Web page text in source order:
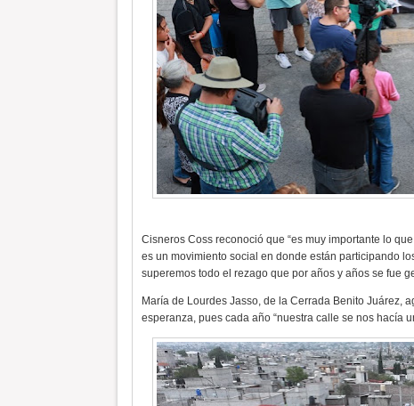
Cisneros Coss reconoció que “es muy importante lo
es un movimiento social en donde están participando
superemos todo el rezago que por años y años se fue
María de Lourdes Jasso, de la Cerrada Benito Juárez,
esperanza, pues cada año “nuestra calle se nos hacía